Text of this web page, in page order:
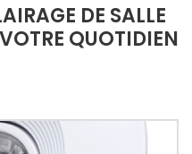
DE SALLE
QUOTIDIEN